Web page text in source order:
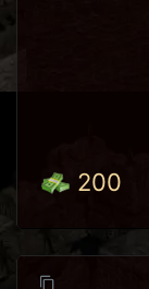
200